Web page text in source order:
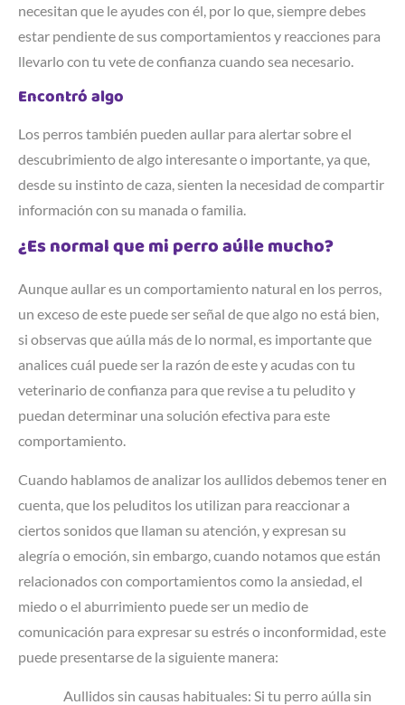
necesitan que le ayudes con él, por lo que, siempre debes
estar pendiente de sus comportamientos y reacciones para
llevarlo con tu vete de confianza cuando sea necesario.
Encontró algo
Los perros también pueden aullar para alertar sobre el
descubrimiento de algo interesante o importante, ya que,
desde su instinto de caza, sienten la necesidad de compartir
información con su manada o familia.
¿Es normal que mi perro aúlle mucho?
Aunque aullar es un comportamiento natural en los perros,
un exceso de este puede ser señal de que algo no está bien,
si observas que aúlla más de lo normal, es importante que
analices cuál puede ser la razón de este y acudas con tu
veterinario de confianza para que revise a tu peludito y
puedan determinar una solución efectiva para este
comportamiento.
Cuando hablamos de analizar los aullidos debemos tener en
cuenta, que los peluditos los utilizan para reaccionar a
ciertos sonidos que llaman su atención, y expresan su
alegría o emoción, sin embargo, cuando notamos que están
relacionados con comportamientos como la ansiedad, el
miedo o el aburrimiento puede ser un medio de
comunicación para expresar su estrés o inconformidad, este
puede presentarse de la siguiente manera:
Aullidos sin causas habituales: Si tu perro aúlla sin